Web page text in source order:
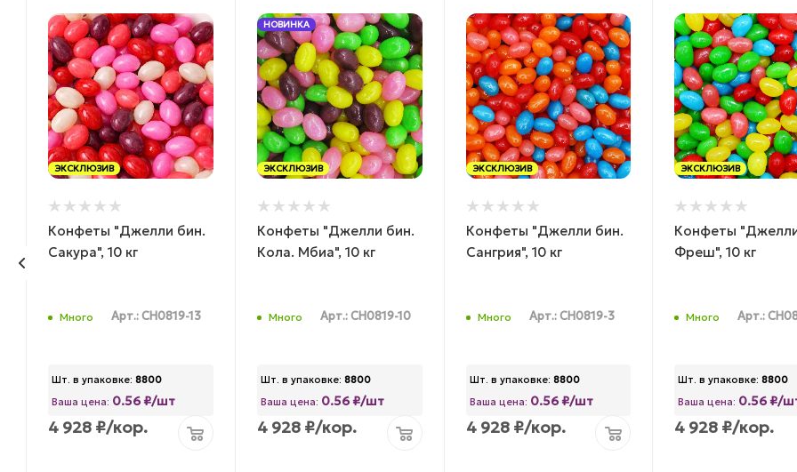
ЭКСКЛЮЗИВ
Конфеты "Джелли бин.
Сакура", 10 кг
Много Арт.: CH0819-13
Шт. в упаковке: 8800
Ваша цена: 0.56 ₽/шт
4 928 ₽/кор.
НОВИНКА
ЭКСКЛЮЗИВ
Конфеты "Джелли бин.
Кола. Мбиа", 10 кг
Много Арт.: CH0819-10
Шт. в упаковке: 8800
Ваша цена: 0.56 ₽/шт
4 928₽/кор.
ЭКСКЛЮЗИВ
Конфеты "Джелли бин.
Сангрия", 10 кг
Много Арт.: CH0819-3
Шт. в упаковке: 8800
Ваша цена: 0.56 ₽/шт
4 928₽/кор.
ЭКСКЛЮЗИВ
Конфеты
Фреш", 10 кг
Много Арт.:
Шт. в упаковке: 8800
Ваша цена: 0.56 ₽/
4 928 ₽/кор.